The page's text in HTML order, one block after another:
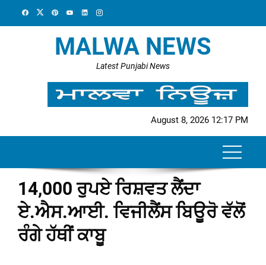
MALWA NEWS
Latest Punjabi News
August 8, 2026 12:17 PM
14,000 ਰੁਪਏ ਰਿਸ਼ਵਤ ਲੈਂਦਾ
ਏ.ਐਸ.ਆਈ. ਵਿਜੀਲੈਂਸ ਬਿਊਰੋ ਵੱਲੋਂ
ਰੰਗੇ ਹੱਥੀਂ ਕਾਬੂ